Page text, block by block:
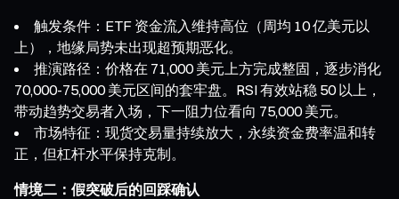
触发条件：ETF 资金流入维持高位（周均 10 亿美元以
上），地缘局势未出现超预期恶化。
推演路径：价格在 71,000 美元上方完成整固，逐步消化
70,000-75,000 美元区间的套牢盘。RSI 有效站稳 50 以上，
带动趋势交易者入场，下一阻力位看向 75,000 美元。
市场特征：现货交易量持续放大，永续资金费率温和转
正，但杠杆水平保持克制。
情境二：假突破后的回踩确认